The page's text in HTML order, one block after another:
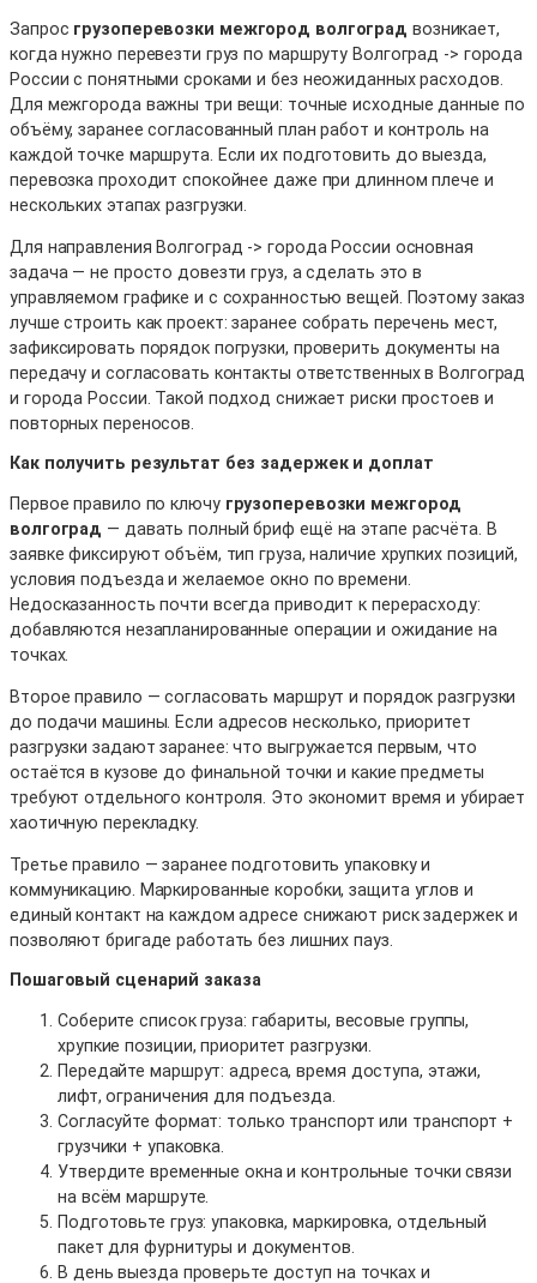
Запрос грузоперевозки межгород волгоград возникает,
когда нужно перевезти груз по маршруту Волгоград -> города
России с понятными сроками и без неожиданных расходов.
Для межгорода важны три вещи: точные исходные данные по
объёму, заранее согласованный план работ и контроль на
каждой точке маршрута. Если их подготовить до выезда,
перевозка проходит спокойнее даже при длинном плече и
нескольких этапах разгрузки.
Для направления Волгоград -> города России основная
задача — не просто довезти груз, а сделать это в
управляемом графике и с сохранностью вещей. Поэтому заказ
лучше строить как проект: заранее собрать перечень мест,
зафиксировать порядок погрузки, проверить документы на
передачу и согласовать контакты ответственных в Волгоград
и города России. Такой подход снижает риски простоев и
повторных переносов.
Как получить результат без задержек и доплат
Первое правило по ключу грузоперевозки межгород
волгоград — давать полный бриф ещё на этапе расчёта. В
заявке фиксируют объём, тип груза, наличие хрупких позиций,
условия подъезда и желаемое окно по времени.
Недосказанность почти всегда приводит к перерасходу:
добавляются незапланированные операции и ожидание на
точках.
Второе правило — согласовать маршрут и порядок разгрузки
до подачи машины. Если адресов несколько, приоритет
разгрузки задают заранее: что выгружается первым, что
остаётся в кузове до финальной точки и какие предметы
требуют отдельного контроля. Это экономит время и убирает
хаотичную перекладку.
Третье правило — заранее подготовить упаковку и
коммуникацию. Маркированные коробки, защита углов и
единый контакт на каждом адресе снижают риск задержек и
позволяют бригаде работать без лишних пауз.
Пошаговый сценарий заказа
Соберите список груза: габариты, весовые группы,
хрупкие позиции, приоритет разгрузки.
Передайте маршрут: адреса, время доступа, этажи,
лифт, ограничения для подъезда.
Согласуйте формат: только транспорт или транспорт +
грузчики + упаковка.
Утвердите временные окна и контрольные точки связи
на всём маршруте.
Подготовьте груз: упаковка, маркировка, отдельный
пакет для фурнитуры и документов.
В день выезда проверьте доступ на точках и